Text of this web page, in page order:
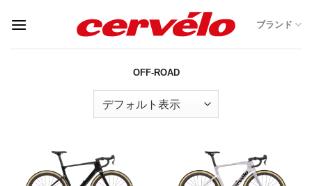
ブランド
OFF-ROAD